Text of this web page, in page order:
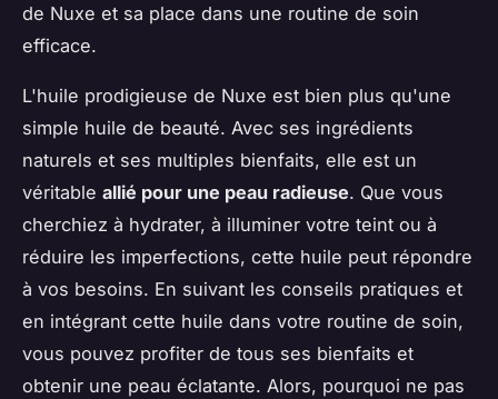
de Nuxe et sa place dans une routine de soin
efficace.
L'huile prodigieuse de Nuxe est bien plus qu'une
simple huile de beauté. Avec ses ingrédients
naturels et ses multiples bienfaits, elle est un
véritable allié pour une peau radieuse. Que vous
cherchiez à hydrater, à illuminer votre teint ou à
réduire les imperfections, cette huile peut répondre
à vos besoins. En suivant les conseils pratiques et
en intégrant cette huile dans votre routine de soin,
vous pouvez profiter de tous ses bienfaits et
obtenir une peau éclatante. Alors, pourquoi ne pas